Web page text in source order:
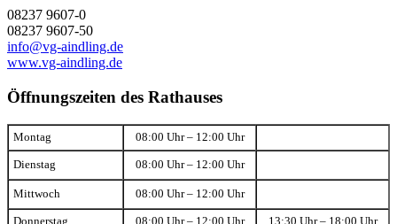
08237 9607-0
08237 9607-50
info@vg-aindling.de
www.vg-aindling.de
Öffnungszeiten des Rathauses
Montag 08:00 Uhr – 12:00 Uhr
Dienstag 08:00 Uhr – 12:00 Uhr
Mittwoch 08:00 Uhr – 12:00 Uhr
Donnerstag 08:00 Uhr – 12:00 Uhr 13:30 Uhr – 18:00 Uhr